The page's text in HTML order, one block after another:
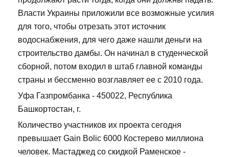
Власти Украины приложили все возможные усилия
для того, чтобы отрезать этот источник
водоснабжения, для чего даже нашли деньги на
строительство дамбы. Он начинал в студенческой
сборной, потом входил в штаб главной команды
страны и бессменно возглавляет ее с 2010 года.
Уфа Газпромбанка - 450022, Республика
Башкортостан, г.
Количество участников их проекта сегодня
превышает Gain Bolic 6000 Костерево миллиона
человек. Мастаджед со скидкой Раменское -